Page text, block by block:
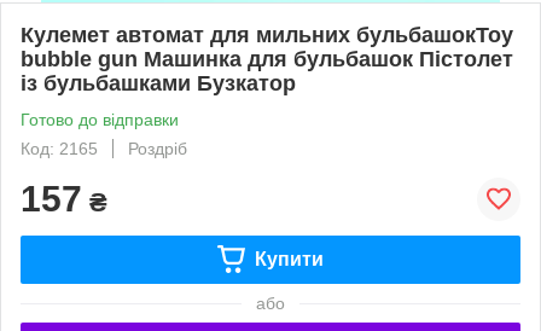
Кулемет автомат для мильних бульбашокToy
bubble gun Машинка для бульбашок Пістолет
із бульбашками Бузкатор
Готово до відправки
Код: 2165
Роздріб
157 ₴
Купити
або